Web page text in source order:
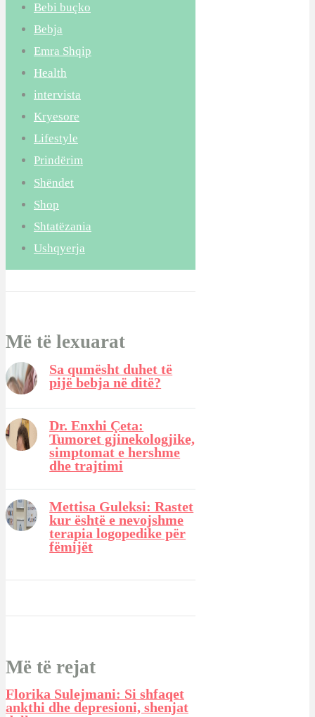
Bebi buçko
Bebja
Emra Shqip
Health
intervista
Kryesore
Lifestyle
Prindërim
Shëndet
Shop
Shtatëzania
Ushqyerja
Më të lexuarat
Sa qumësht duhet të
pijë bebja në ditë?
Dr. Enxhi Çeta:
Tumoret gjinekologjike,
simptomat e hershme
dhe trajtimi
Mettisa Guleksi: Rastet
kur është e nevojshme
terapia logopedike për
fëmijët
Më të rejat
Florika Sulejmani: Si shfaqet
ankthi dhe depresioni, shenjat